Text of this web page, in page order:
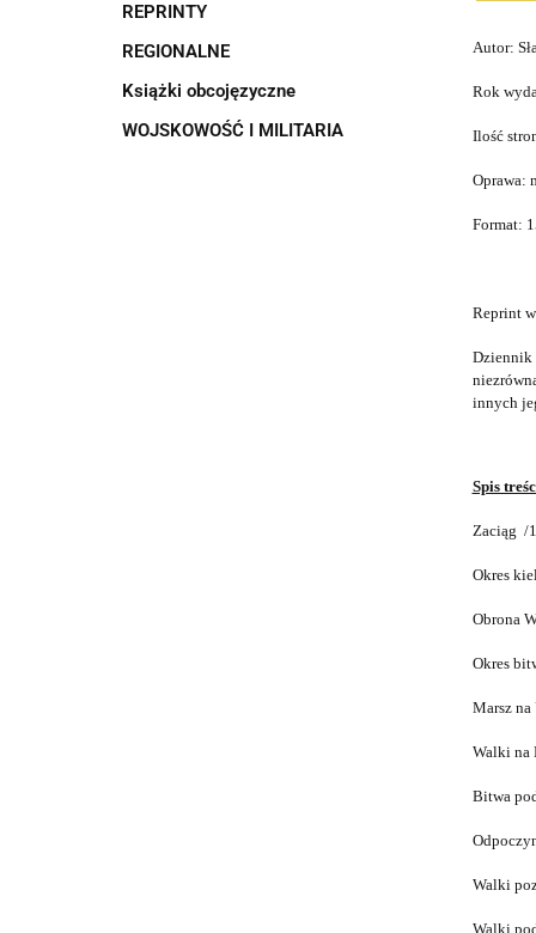
REPRINTY
REGIONALNE
Książki obcojęzyczne
WOJSKOWOŚĆ I MILITARIA
Autor:
Rok
Ilość
Oprawa:
Format:
Reprint
Dziennik
innych
Spis
Zaciąg /1
Okres
Obrona
Okres
Marsz
Walki na
Bitwa
Walki
Walki